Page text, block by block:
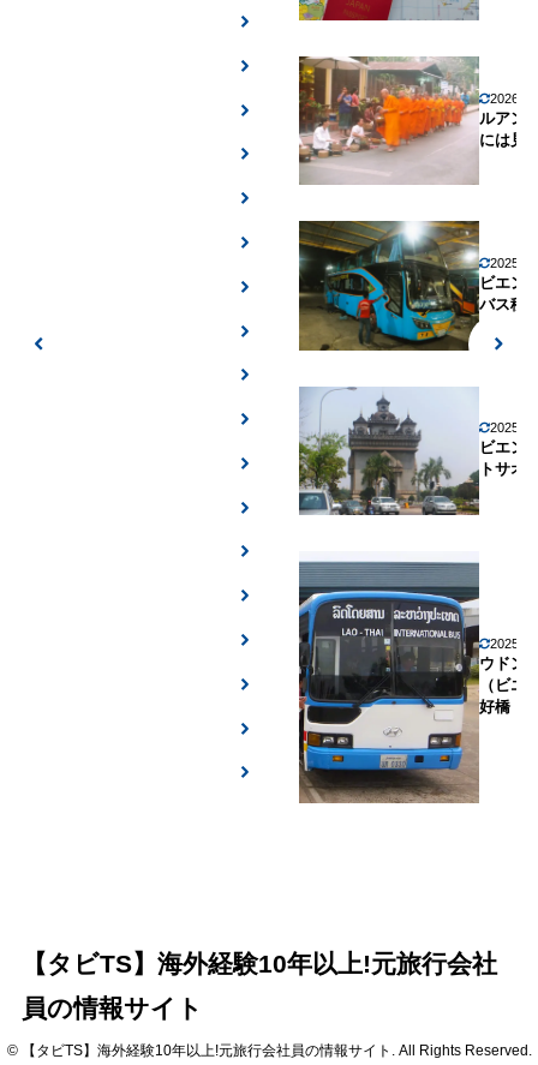
2026年
ルアン
には見
2025年
ビエン
バス移
2025年
ビエン
トサオ
2025年
ウドン
（ビ
好橋
【タビTS】海外経験10年以上!元旅行会社
員の情報サイト
© 【タビTS】海外経験10年以上!元旅行会社員の情報サイト. All Rights Reserved.